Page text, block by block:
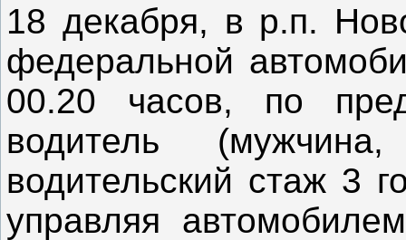
18 декабря, в р.п.
федеральной
00.20 часов, по
водитель
водительский стаж 3
управляя